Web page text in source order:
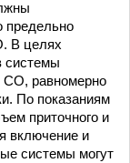
предельно
В целях
системы
СО, равномерно
По показаниям
приточного и
включение и
системы могут